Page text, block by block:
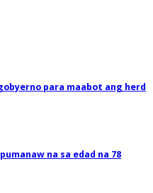
para maabot ang herd
na sa edad na 78